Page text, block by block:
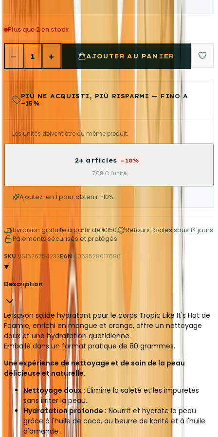
Plus que 2 en stock
− 1 + AJOUTER AU PANIER
PIÙ NE ACQUISTI, PIÙ RISPARMI — FINO A
−15%
Les unités doivent être du même produit.
2+ articles −10%
7,09 € l'unité
Ajoutez-en 1 pour obtenir −10%
Livraison gratuite à partir de €150
Retours faciles sous 14 jours
Paiements sécurisés et protégés
SKU VS1626754233EAN4063528017680
Description
Le savon solide hydratant pour le corps Tropic Like It's Hot de
Foamie, enrichi en mangue et orange, offre un nettoyage
doux et une hydratation quotidienne.
Emballé dans un format pratique de 80 grammes.
Une expérience de nettoyage et de soin de la peau
délicieuse et naturelle.
Nettoyage doux : Élimine la saleté et les impuretés
sans irriter la peau.
Hydratation profonde : Nourrit et hydrate la peau
grâce à l'huile de coco, au beurre de karité et à l'huile
d'amande.